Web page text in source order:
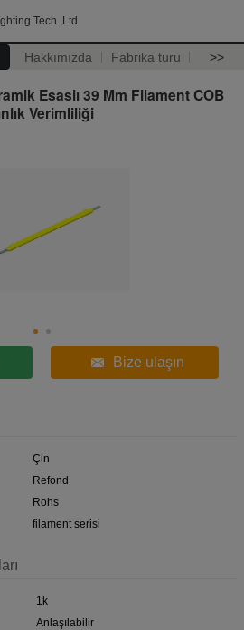
Tech.,Ltd
Hakkımızda Fabrika turu >>
Esaslı 39 Mm Filament COB
Verimliliği
Bize ulaşın
Çin
Refond
Rohs
filament serisi
1k
Anlaşılabilir